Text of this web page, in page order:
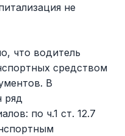
не
что водитель
средством
В
ряд
по ч.1 ст. 12.7